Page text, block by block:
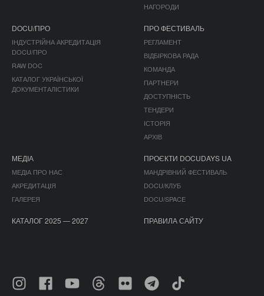
НАГОРОДИ
DOCU/ПРО
ІНДУСТРІЙНА АКРЕДИТАЦІЯ
DOCU/ПРО
RAW DOC
КАТАЛОГ УКРАЇНСЬКОЇ
ДОКУМЕНТАЛІСТИКИ
ПРО ФЕСТИВАЛЬ
РЕГЛАМЕНТ
ВІДБІРКОВА РАДА
КОМАНДА
ПАРТНЕРИ
ДОСТУПНІСТЬ
ТЕНДЕРИ
ІСТОРІЯ
АРХІВ
МЕДІА
МЕДІА ПРО НАС
АКРЕДИТАЦІЯ
ГАЛЕРЕЯ
ПРОЄКТИ DOCUDAYS UA
МАНДРІВНИЙ ФЕСТИВАЛЬ
DOCU/КЛУБ
DOCU/SPACE
КАТАЛОГ 2025 — 2027 ПРАВИЛА САЙТУ